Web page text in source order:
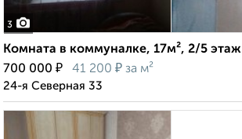
3
Комната в коммуналке, 17м², 2/5 этаж
700 000 ₽ 41 200 ₽ за м²
24-я Северная 33